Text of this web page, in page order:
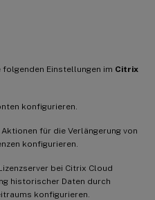
Einstellungen im Citrix
konfigurieren.
für die Verlängerung von
konfigurieren.
bei Citrix Cloud
historischer Daten durch
konfigurieren.